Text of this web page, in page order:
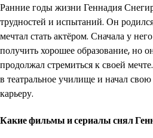
Ранние годы жизни Геннадия
трудностей и испытаний. Он
мечтал стать актёром. Сначала у
получить хорошее образование, но
продолжал стремиться к своей
в театральное училище и начал
карьеру.
Какие фильмы и сериалы снял